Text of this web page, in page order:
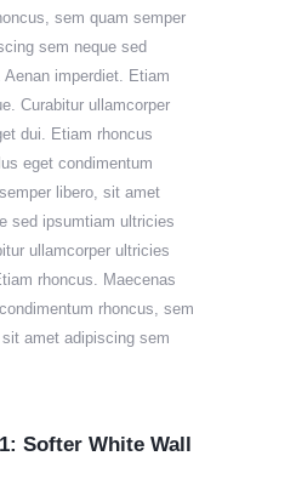
sem quam semper
sem neque sed
imperdiet. Etiam
Curabitur ullamcorper
dui. Etiam rhoncus
eget condimentum
libero, sit amet
sed ipsumtiam ultricies
ullamcorper ultricies
rhoncus. Maecenas
rhoncus, sem
amet adipiscing sem
Softer White Wall